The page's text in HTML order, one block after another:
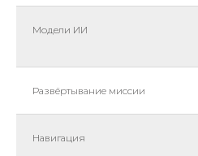
Модели ИИ
Развёртывание миссии
Навигация